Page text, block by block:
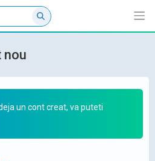
nou
un cont creat, va puteti